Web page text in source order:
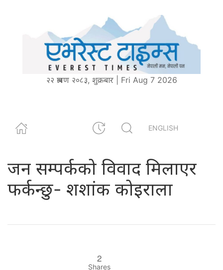
२२ श्रावण २०८३, शुक्रबार | Fri Aug 7 2026
ENGLISH
जन सम्पर्कको विवाद मिलाएर
फर्कन्छु- शशांक कोइराला
2
Shares